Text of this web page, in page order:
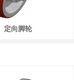
定向脚轮